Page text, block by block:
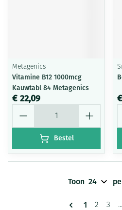
Metagenics
Vitamine B12 1000mcg
Kauwtabl 84 Metagenics
€ 22,09
Bestel
U lees
1 Pagina
2 3 ...
Toon